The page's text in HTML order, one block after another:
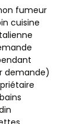
fumeur
cuisine
demande)